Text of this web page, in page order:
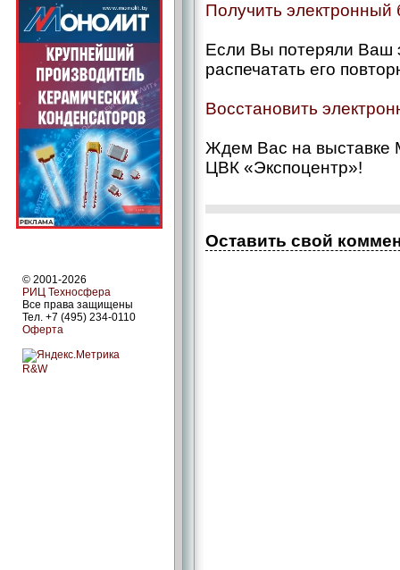
© 2001-2026
РИЦ Техносфера
Все права защищены
Тел. +7 (495) 234-0110
Оферта
R&W
Получить электронный
Если Вы потеряли Ваш
распечатать его
Восстановить
Ждем Вас на выставке
ЦВК «Экспоцентр»!
Оставить свой